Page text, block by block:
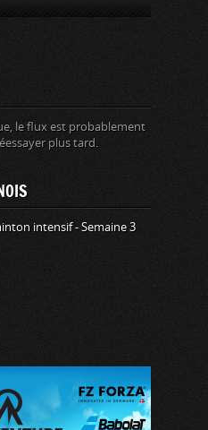
le flux est probablement
plus tard.
intensif - Semaine 3